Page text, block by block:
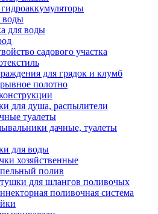
воды
для воды
садового участка
для грядок и клумб
полотно
для душа, распылители
туалеты
дачные, туалеты
для воды
хозяйственные
полив
для шлангов поливочых
поливочная система